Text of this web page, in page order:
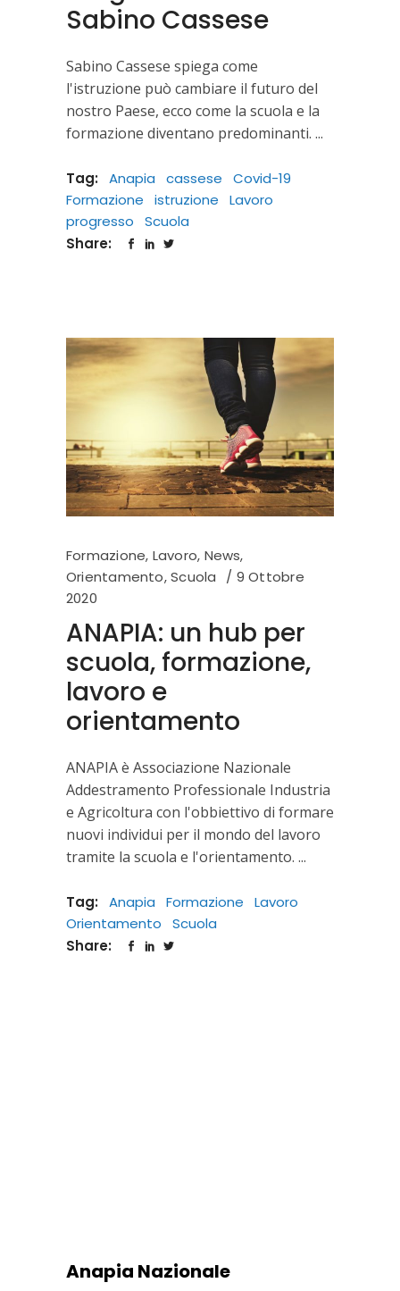
Sabino Cassese
Sabino Cassese spiega come
l'istruzione può cambiare il futuro del
nostro Paese, ecco come la scuola e la
formazione diventano predominanti.
Tag: Anapia cassese
Covid-19
Formazione
istruzione
Lavoro
progresso
Scuola
Share:
Formazione, Lavoro, News,
Orientamento,Scuola
9 Ottobre
2020
ANAPIA: un hub per
scuola, formazione,
lavoro e
orientamento
ANAPIA è Associazione Nazionale
Addestramento Professionale Industria
e Agricoltura con l'obbiettivo di formare
nuovi individui per il mondo del lavoro
tramite la scuola e l'orientamento.
Tag: Anapia Formazione
Lavoro
Orientamento
Scuola
Share:
Anapia Nazionale